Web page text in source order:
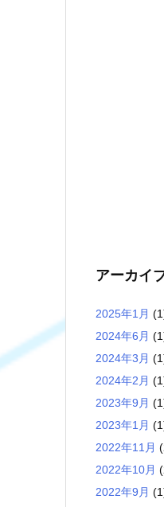
アーカイ
2025年1月
2024年6月
2024年3月
2024年2月
2023年9月
2023年1月
2022年11月
2022年10月
2022年9月